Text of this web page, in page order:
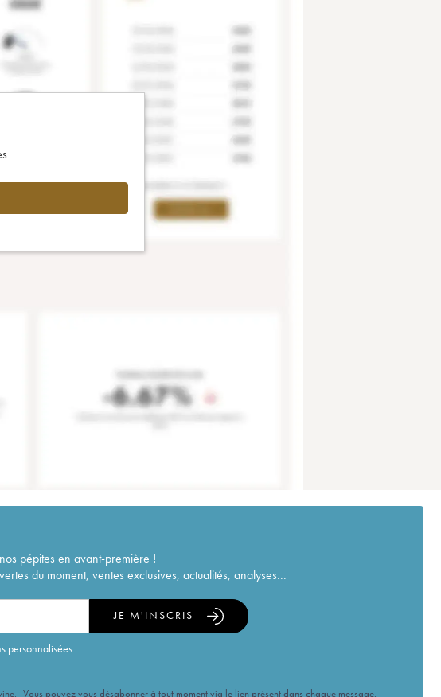
pépites en avant-première !
du moment, ventes exclusives, actualités, analyses...
personnalisées
JE M'INSCRIS
Vous pouvez vous désabonner à tout moment via le lien présent dans chaque message.